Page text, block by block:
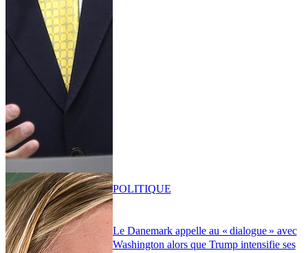
Le Danemark appelle au « dialogue » avec
Washington alors que Trump intensifie ses
POLITIQUE